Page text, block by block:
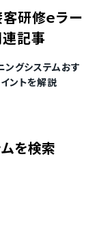
研修ｅラー
連記事
ングシステムおす
ントを解説
を検索